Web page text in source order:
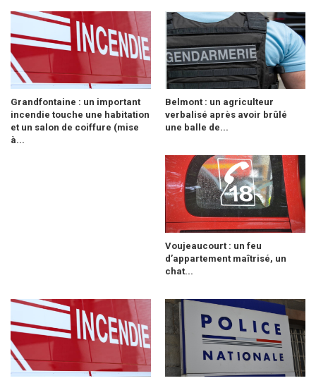
Grandfontaine : un important
incendie touche une habitation
et un salon de coiffure (mise
à...
Belmont : un agriculteur
verbalisé après avoir brûlé
une balle de...
Voujeaucourt : un feu
d’appartement maîtrisé, un
chat...